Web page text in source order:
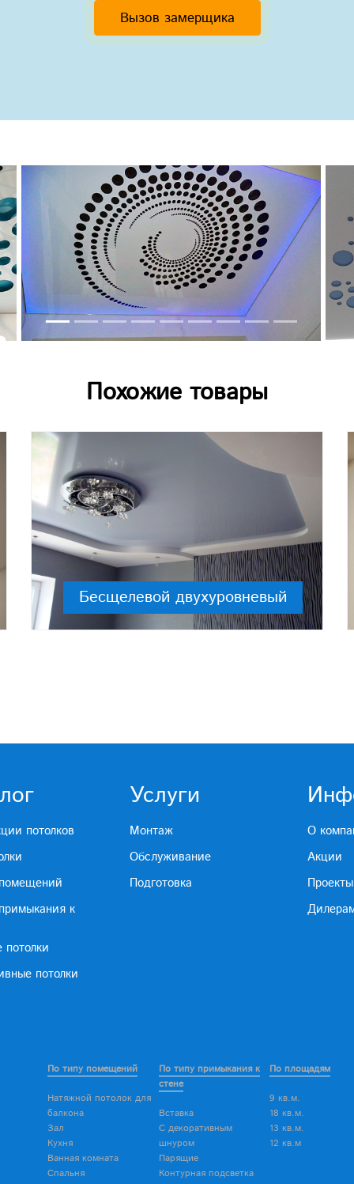
Вызов замерщика
Похожие товары
Бесщелевой двухуровневый
потолков
к
потолки
потолки
Услуги
Монтаж
Обслуживание
Подготовка
О
Акции
Проекты
По типу помещений
Натяжной потолок для
балкона
Зал
Кухня
Ванная комната
Спальня
По типу примыкания к
стене
Вставка
С декоративным
шнуром
Парящие
Контурная подсветка
По площадям
9 кв.м.
18 кв.м.
13 кв.м.
12 кв.м